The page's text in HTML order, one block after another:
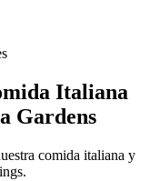
Italiana
Gardens
comida italiana y